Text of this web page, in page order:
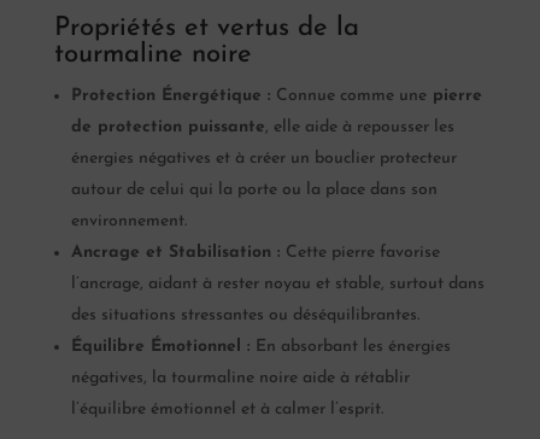
Propriétés et vertus de la
tourmaline noire
Protection Énergétique : Connue comme unepierre
de protection puissante, elle aide à repousser les
énergies négatives et à créer un bouclier protecteur
autour de celui qui la porte ou la place dans son
environnement.
Ancrage et Stabilisation : Cette pierre favorise
l’ancrage, aidant à rester noyau et stable, surtout dans
des situations stressantes ou déséquilibrantes.
Équilibre Émotionnel : En absorbant les énergies
négatives, la tourmaline noire aide à rétablir
l’équilibre émotionnel et à calmer l’esprit.